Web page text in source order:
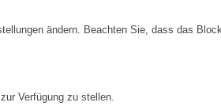
ändern. Beachten Sie, dass das
Verfügung zu stellen.